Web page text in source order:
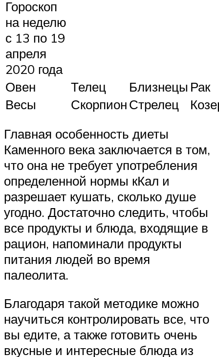
Гороскоп
на неделю
с 13 по 19
апреля
2020 года
Овен
Телец Близнецы Рак
Весы
СкорпионСтрелец
Главная особенность диеты
Каменного века заключается в том,
что она не требует употребления
определенной нормы кКал и
разрешает кушать, сколько душе
угодно. Достаточно следить, чтобы
все продукты и блюда, входящие в
рацион, напоминали продукты
питания людей во время
палеолита.
Благодаря такой методике можно
научиться контролировать все, что
вы едите, а также готовить очень
вкусные и интересные блюда из